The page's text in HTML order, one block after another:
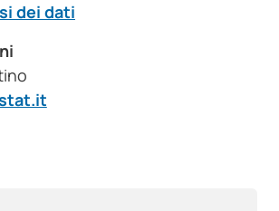
dei dati